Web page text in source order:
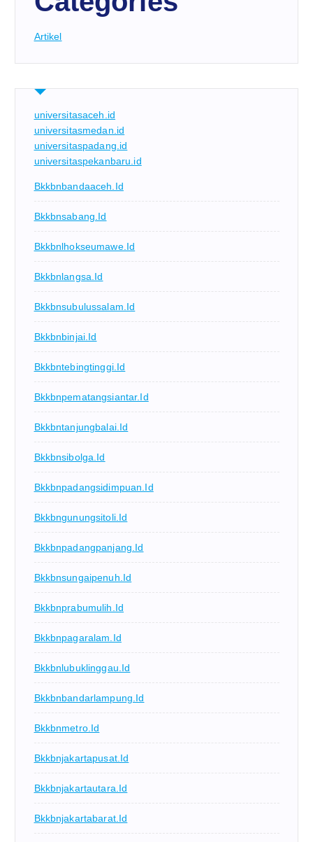
Artikel
universitasaceh.id
universitasmedan.id
universitaspadang.id
universitaspekanbaru.id
Bkkbnbandaaceh.id
Bkkbnsabang.id
Bkkbnlhokseumawe.id
Bkkbnlangsa.id
Bkkbnsubulussalam.id
Bkkbnbinjai.id
Bkkbntebingtinggi.id
Bkkbnpematangsiantar.id
Bkkbntanjungbalai.id
Bkkbnsibolga.id
Bkkbnpadangsidimpuan.id
Bkkbngunungsitoli.id
Bkkbnpadangpanjang.id
Bkkbnsungaipenuh.id
Bkkbnprabumulih.id
Bkkbnpagaralam.id
Bkkbnlubuklinggau.id
Bkkbnbandarlampung.id
Bkkbnmetro.id
Bkkbnjakartapusat.id
Bkkbnjakartautara.id
Bkkbnjakartabarat.id